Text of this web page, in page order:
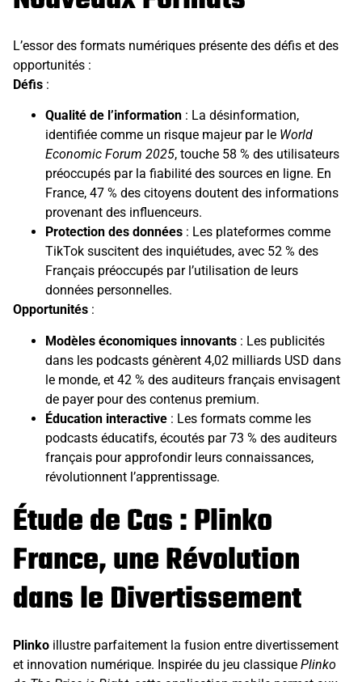
L’essor des formats numériques présente des défis et des
opportunités :
Défis :
Qualité de l’information : La désinformation,
identifiée comme un risque majeur par le World
Economic Forum 2025, touche 58 % des utilisateurs
préoccupés par la fiabilité des sources en ligne. En
France, 47 % des citoyens doutent des informations
provenant des influenceurs.
Protection des données : Les plateformes comme
TikTok suscitent des inquiétudes, avec 52 % des
Français préoccupés par l’utilisation de leurs
données personnelles.
Opportunités :
Modèles économiques innovants : Les publicités
dans les podcasts génèrent 4,02 milliards USD dans
le monde, et 42 % des auditeurs français envisagent
de payer pour des contenus premium.
Éducation interactive : Les formats comme les
podcasts éducatifs, écoutés par 73 % des auditeurs
français pour approfondir leurs connaissances,
révolutionnent l’apprentissage.
Étude de Cas : Plinko
France, une Révolution
dans le Divertissement
Plinko illustre parfaitement la fusion entre divertissement
et innovation numérique. Inspirée du jeu classique Plinko